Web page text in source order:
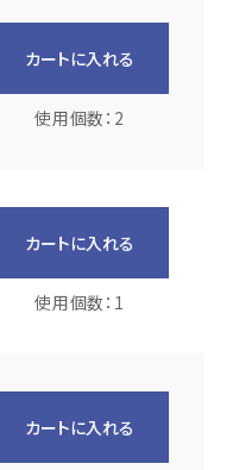
カートに入れる
使用個数：2
カートに入れる
使用個数：1
カートに入れる